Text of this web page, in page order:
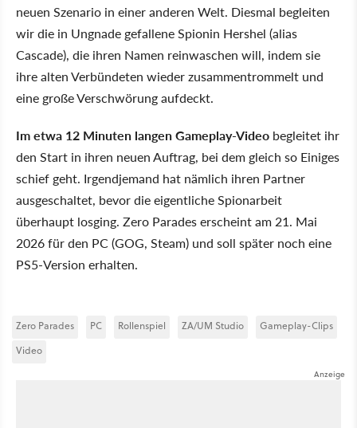
neuen Szenario in einer anderen Welt. Diesmal begleiten
wir die in Ungnade gefallene Spionin Hershel (alias
Cascade), die ihren Namen reinwaschen will, indem sie
ihre alten Verbündeten wieder zusammentrommelt und
eine große Verschwörung aufdeckt.
Im etwa 12 Minuten langen Gameplay-Video begleitet ihr
den Start in ihren neuen Auftrag, bei dem gleich so Einiges
schief geht. Irgendjemand hat nämlich ihren Partner
ausgeschaltet, bevor die eigentliche Spionarbeit
überhaupt losging. Zero Parades erscheint am 21. Mai
2026 für den PC (GOG, Steam) und soll später noch eine
PS5-Version erhalten.
Zero Parades PC Rollenspiel ZA/UM Studio
Gameplay-Clips
Video